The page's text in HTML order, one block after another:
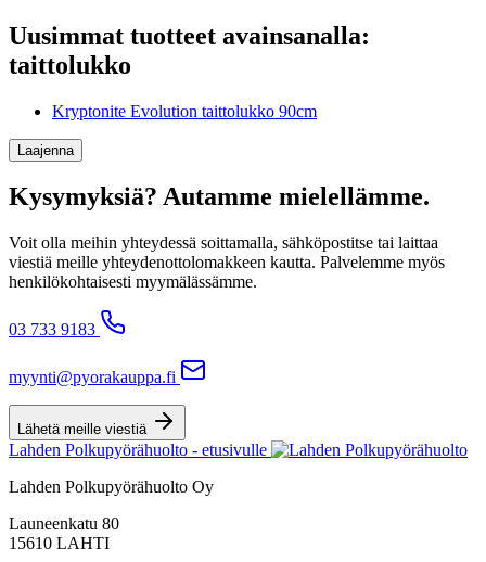
Uusimmat tuotteet avainsanalla:
taittolukko
Kryptonite Evolution taittolukko 90cm
Laajenna
Kysymyksiä? Autamme mielellämme.
Voit olla meihin yhteydessä soittamalla, sähköpostitse tai laittaa
viestiä meille yhteydenottolomakkeen kautta. Palvelemme myös
henkilökohtaisesti myymälässämme.
03 733 9183
myynti@pyorakauppa.fi
Lähetä meille viestiä
Lahden Polkupyörähuolto - etusivulle
Lahden Polkupyörähuolto Oy
Launeenkatu 80
15610 LAHTI